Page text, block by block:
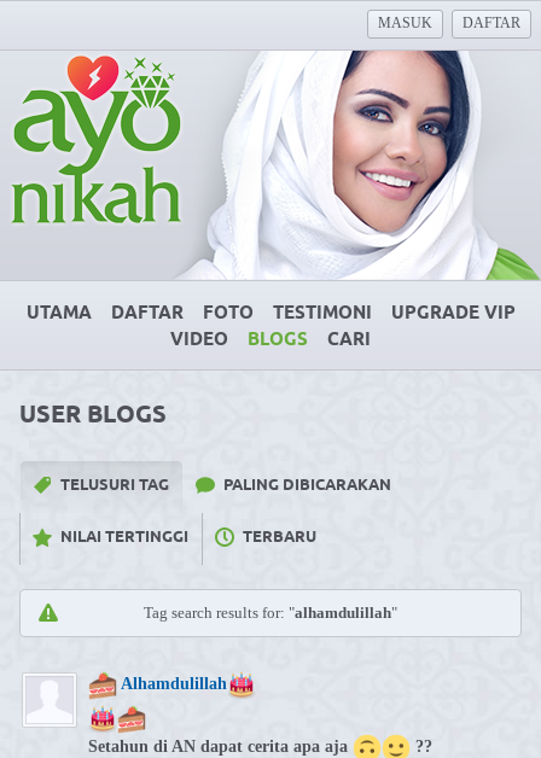
MASUK DAFTAR
UTAMA DAFTAR FOTO TESTIMONI
UPGRADE VIP
VIDEO
BLOGS CARI
USER BLOGS
TELUSURI TAG PALING DIBICARAKAN
NILAI TERTINGGI TERBARU
Tag search results for: "alhamdulillah"
Alhamdulillah
Setahun di AN dapat cerita apa aja
??